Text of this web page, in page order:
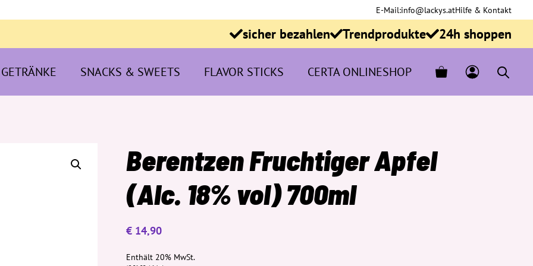
E-Mail:info@lackys.atHilfe & Kontakt
sicher bezahlen Trendprodukte 24h shoppen
GETRÄNKE SNACKS & SWEETS FLAVOR STICKS CERTA ONLINESHOP
Berentzen Fruchtiger Apfel
(Alc. 18% vol) 700ml
€ 14,90
Enthält 20% MwSt.